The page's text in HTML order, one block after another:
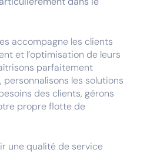
accompagne les clients
et l’optimisation de leurs
parfaitement
personnalisons les solutions
des clients, gérons
propre flotte de
une qualité de service